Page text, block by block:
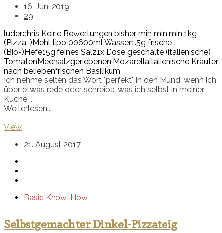
16. Juni 2019
29
luderchris Keine Bewertungen bisher min min min 1kg
(Pizza-)Mehl tipo 00600ml Wasser1.5g frische
(Bio-)Hefe15g feines Salz1x Dose geschälte (italienische)
TomatenMeersalzgeriebenen Mozarellaitalienische Kräuter
nach beliebenfrischen Basilikum
Ich nehme selten das Wort "perfekt" in den Mund, wenn ich
über etwas rede oder schreibe, was ich selbst in meiner
Küche ...
Weiterlesen...
View
21. August 2017
Basic Know-How
Selbstgemachter Dinkel-Pizzateig